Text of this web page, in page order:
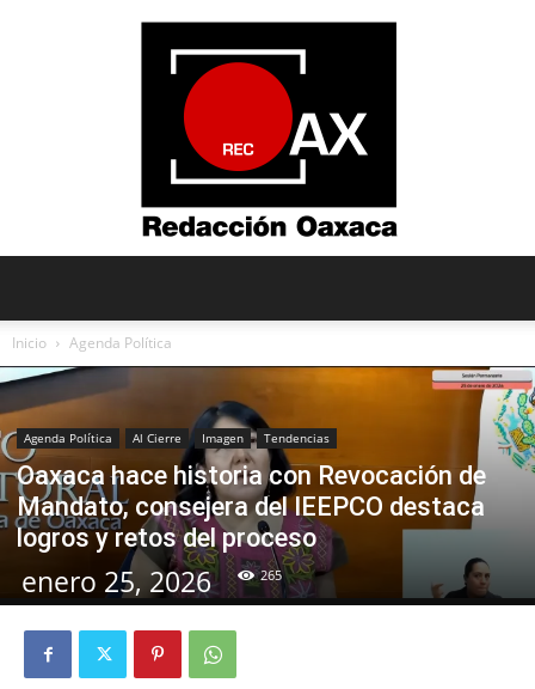
Inicio Agenda Política
Agenda Política Al Cierre Imagen Tendencias
Oaxaca hace historia con Revocación de
Mandato, consejera del IEEPCO destaca
logros y retos del proceso
enero 25, 2026 265